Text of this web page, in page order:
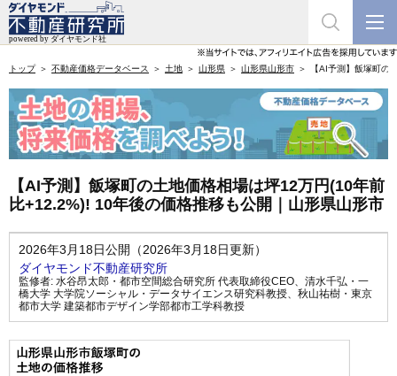
トップ 不動産価格データベース 土地 山形県 山形県山形市 【AI予測】飯塚町
【AI予測】飯塚町の土地価格相場は坪12万円(10年前
比+12.2%)! 10年後の価格推移も公開｜山形県山形市
2026年3月18日公開（2026年3月18日更新）
ダイヤモンド不動産研究所
監修者: 水谷昂太郎・都市空間総合研究所 代表取締役CEO、 清水千弘・一
橋大学 大学院ソーシャル・データサイエンス研究科教授、 秋山祐樹・東京
都市大学 建築都市デザイン学部都市工学科教授